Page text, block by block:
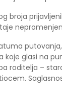
broja
glasi na
roditelja –